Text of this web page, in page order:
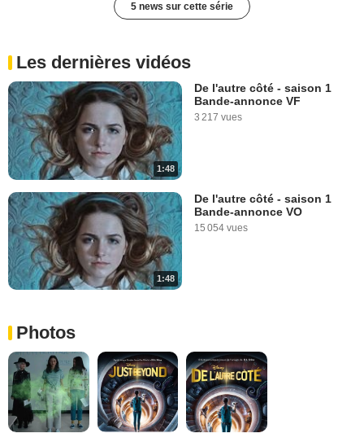
5 news sur cette série
Les dernières vidéos
1:48
De l'autre côté - saison 1
Bande-annonce VF
3 217 vues
1:48
De l'autre côté - saison 1
Bande-annonce VO
15 054 vues
Photos